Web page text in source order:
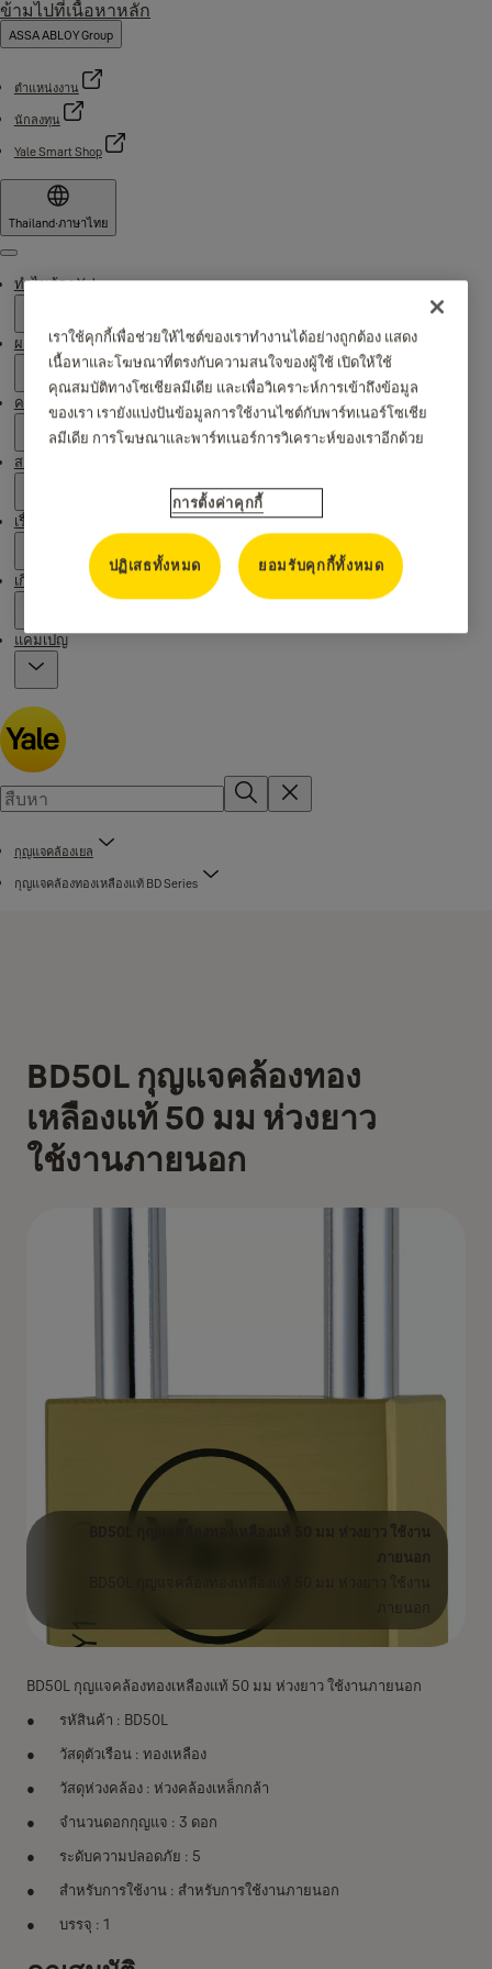
ข้ามไปที่เนื้อหาหลัก
ASSA ABLOY Group
ตำแหน่งงาน
นักลงทุน
Yale Smart Shop
Thailand·ภาษาไทย
Menu
ทำไมต้อง Yale
ผลิตภัณฑ์
ความช่วยเหลือ
สถานที่จัดจำหน่าย
เรื่องราวของเรา
เกี่ยวกับเรา
แคมเปญ
กุญแจคล้องเยล
กุญแจคล้องทองเหลืองแท้ BD Series
BD50L กุญแจคล้องทอง
เหลืองแท้ 50 มม ห่วงยาว
ใช้งานภายนอก
BD50L กุญแจคล้องทองเหลืองแท้ 50 มม ห่วงยาว ใช้งานภายนอก
รหัสินค้า : BD50L
วัสดุตัวเรือน : ทองเหลือง
วัสดุห่วงคล้อง : ห่วงคล้องเหล็กกล้า
จำนวนดอกกุญแจ : 3 ดอก
ระดับความปลอดภัย : 5
สำหรับการใช้งาน : สำหรับการใช้งานภายนอก
บรรจุ : 1
BD50L กุญแจคล้องทองเหลืองแท้ 50 มม ห่วงยาว ใช้งาน
ภายนอก
BD50L กุญแจคล้องทองเหลืองแท้ 50 มม ห่วงยาว ใช้งาน
เราใช้คุกกี้เพื่อช่วยให้ไซต์ของเราทำงานได้อย่างถูกต้อง แสดง
เนื้อหาและโฆษณาที่ตรงกับความสนใจของผู้ใช้ เปิดให้ใช้
คุณสมบัติทางโซเชียลมีเดีย และเพื่อวิเคราะห์การเข้าถึงข้อมูล
ของเรา เรายังแบ่งปันข้อมูลการใช้งานไซต์กับพาร์ทเนอร์โซเชีย
ลมีเดีย การโฆษณาและพาร์ทเนอร์การวิเคราะห์ของเราอีกด้วย
การตั้งค่าคุกกี้
ปฏิเสธทั้งหมด ยอมรับคุกกี้ทั้งหมด